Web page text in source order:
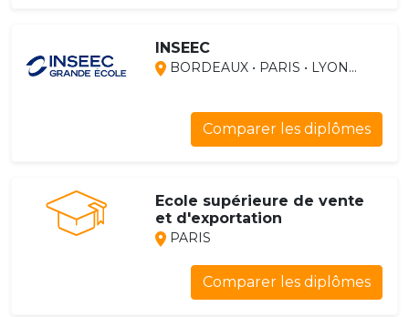
INSEEC
BORDEAUX • PARIS • LYON...
Comparer les diplômes
Ecole supérieure de vente
et d'exportation
PARIS
Comparer les diplômes